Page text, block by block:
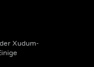
Xudum-